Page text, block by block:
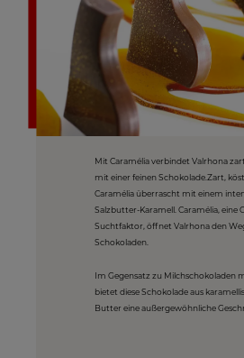
Mit Caramélia verbindet Valrhona
mit einer feinen Schokolade.Zart,
Caramélia überrascht mit einem
Salzbutter-Karamell. Caramélia,
Suchtfaktor, öffnet Valrhona den
Schokoladen.
Im Gegensatz zu Milchschokoladen
bietet diese Schokolade aus
Butter eine außergewöhnliche